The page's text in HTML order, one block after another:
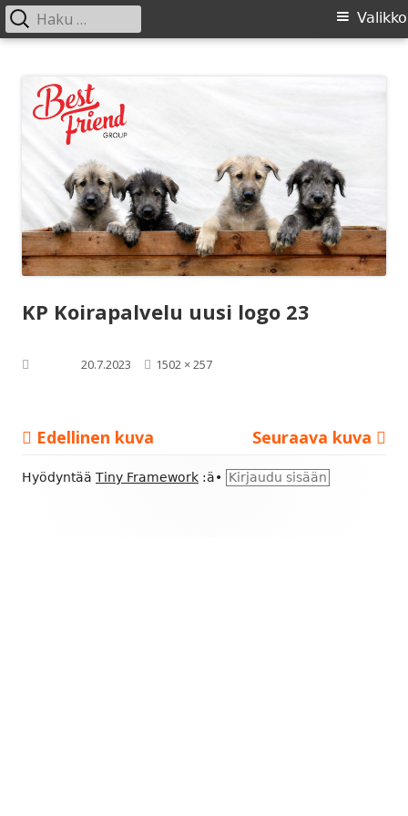
sisältöön
Ensisijainen
Valikko
Haku:
KP Koirapalvelu uusi logo 23
Julkaistu20.7.2023 Täysikokoinen
1502 × 257
Edellinen kuva Seuraava kuva
Alapalkin
Hyödyntää Tiny Framework :ä• Kirjaudu sisään